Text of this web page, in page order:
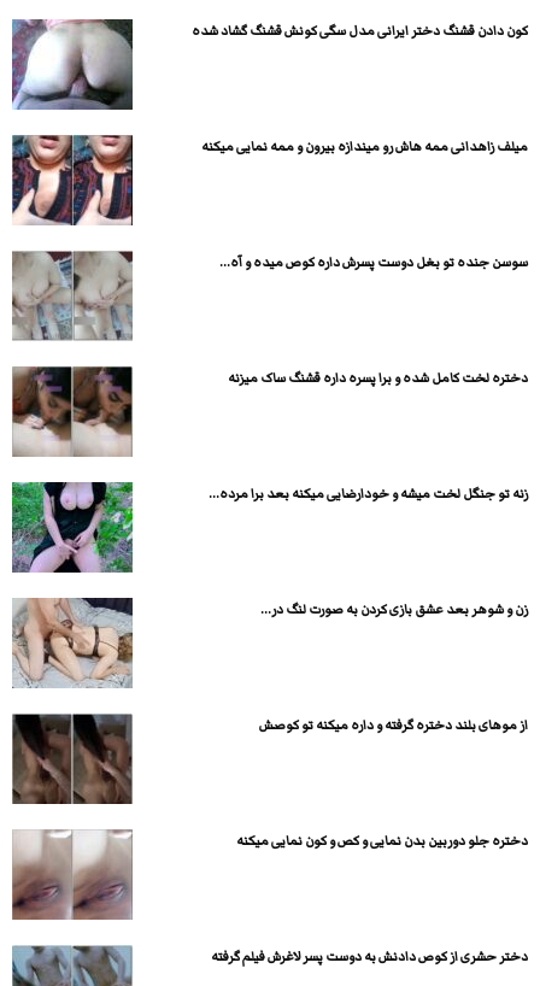
کون دادن قشنگ دختر ایرانی مدل سگی کونش قشنگ گشاد شده
میلف زاهدانی ممه هاش رو میندازه بیرون و ممه نمایی میکنه
سوسن جنده تو بغل دوست پسرش داره کوص میده و آه...
دختره لخت کامل شده و برا پسره داره قشنگ ساک میزنه
زنه تو جنگل لخت میشه و خودارضایی میکنه بعد برا مرده...
زن و شوهر بعد عشق بازی کردن به صورت لنگ در...
از موهای بلند دختره گرفته و داره میکنه تو کوصش
دختره جلو دوربین بدن نمایی و کص و کون نمایی میکنه
دختر حشری از کوص دادنش به دوست پسر لاغرش فیلم گرفته